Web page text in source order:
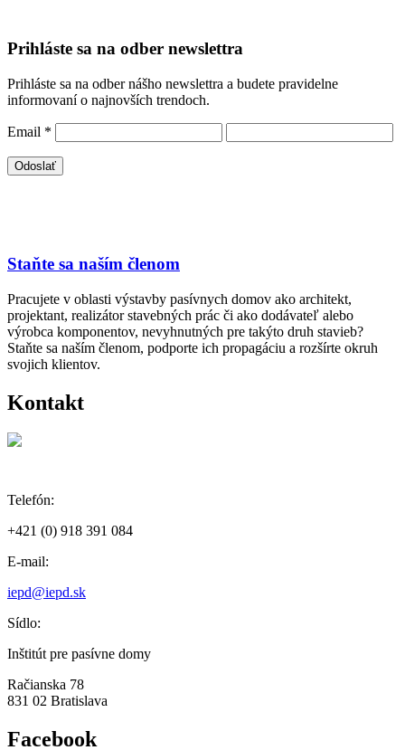
Prihláste sa na odber newslettra
Prihláste sa na odber nášho newslettra a budete pravidelne
informovaní o najnovších trendoch.
Email *
Staňte sa naším členom
Pracujete v oblasti výstavby pasívnych domov ako architekt,
projektant, realizátor stavebných prác či ako dodávateľ alebo
výrobca komponentov, nevyhnutných pre takýto druh stavieb?
Staňte sa naším členom, podporte ich propagáciu a rozšírte okruh
svojich klientov.
Kontakt
Telefón:
+421 (0) 918 391 084
E-mail:
iepd@iepd.sk
Sídlo:
Inštitút pre pasívne domy
Račianska 78
831 02 Bratislava
Facebook